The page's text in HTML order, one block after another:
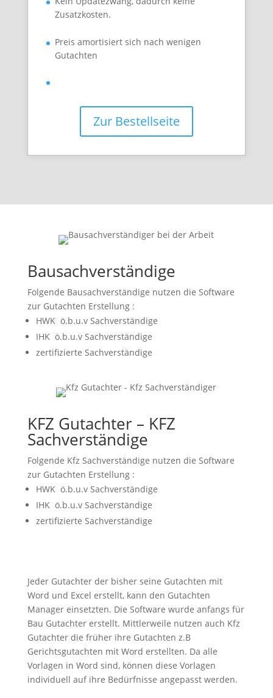
Zusatzkosten.
Preis amortisiert sich nach wenigen
Gutachten
Zur Bestellseite
Bausachverständige
Folgende Bausachverständige nutzen die Software
zur Gutachten Erstellung :
HWK ö.b.u.v Sachverständige
IHK ö.b.u.v Sachverständige
zertifizierte Sachverständige
KFZ Gutachter – KFZ
Sachverständige
Folgende Kfz Sachverständige nutzen die Software
zur Gutachten Erstellung :
HWK ö.b.u.v Sachverständige
IHK ö.b.u.v Sachverständige
zertifizierte Sachverständige
Jeder Gutachter der bisher seine Gutachten mit
Word und Excel erstellt, kann den Gutachten
Manager einsetzten. Die Software wurde anfangs für
Bau Gutachter erstellt. Mittlerweile nutzen auch Kfz
Gutachter die früher ihre Gutachten z.B
Gerichtsgutachten mit Word erstellten. Da alle
Vorlagen in Word sind, können diese Vorlagen
individuell auf ihre Bedürfnisse angepasst werden.